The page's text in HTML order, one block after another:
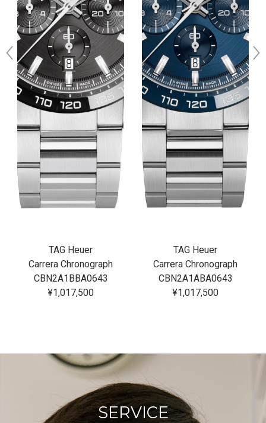
TAG Heuer
Carrera Chronograph
CBN2A1BBA0643
¥1,017,500
TAG Heuer
Carrera Chronograph
CBN2A1ABA0643
¥1,017,500
SERVICE